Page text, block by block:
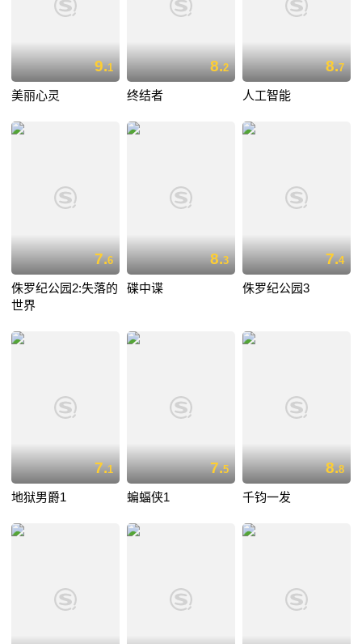
9.1
美丽心灵
8.2
终结者
8.7
人工智能
7.6
侏罗纪公园2:失落的
世界
8.3
碟中谍
7.4
侏罗纪公园3
7.1
地狱男爵1
7.5
蝙蝠侠1
8.8
千钧一发